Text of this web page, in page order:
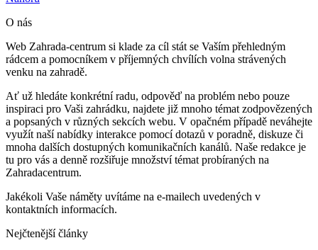
O nás
Web Zahrada-centrum si klade za cíl stát se Vaším přehledným
rádcem a pomocníkem v příjemných chvílích volna strávených
venku na zahradě.
Ať už hledáte konkrétní radu, odpověď na problém nebo pouze
inspiraci pro Vaši zahrádku, najdete již mnoho témat zodpovězených
a popsaných v různých sekcích webu. V opačném případě neváhejte
využít naší nabídky interakce pomocí dotazů v poradně, diskuze či
mnoha dalších dostupných komunikačních kanálů. Naše redakce je
tu pro vás a denně rozšiřuje množství témat probíraných na
Zahradacentrum.
Jakékoli Vaše náměty uvítáme na e-mailech uvedených v
kontaktních informacích.
Nejčtenější články